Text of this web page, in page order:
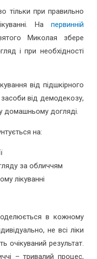
тільки при правильно
На первинній
Миколая збере
і при необхідності
від підшкірного
засоби від демодекозу,
домашньому догляді.
на:
за обличчям
лікуванні
в кожному
не всі ліки
очікуваний результат.
– тривалий процес,